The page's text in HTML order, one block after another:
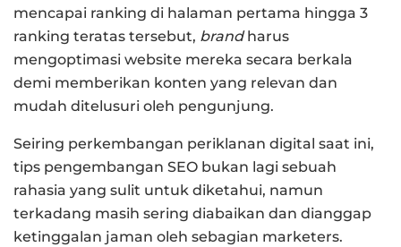
mencapai ranking di halaman pertama hingga 3
ranking teratas tersebut, brandharus
mengoptimasi website mereka secara berkala
demi memberikan konten yang relevan dan
mudah ditelusuri oleh pengunjung.
Seiring perkembangan periklanan digital saat ini,
tips pengembangan SEO bukan lagi sebuah
rahasia yang sulit untuk diketahui, namun
terkadang masih sering diabaikan dan dianggap
ketinggalan jaman oleh sebagian marketers.